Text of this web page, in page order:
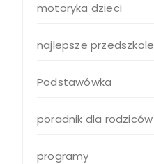
motoryka dzieci
najlepsze przedszkole
Podstawówka
poradnik dla rodziców
programy